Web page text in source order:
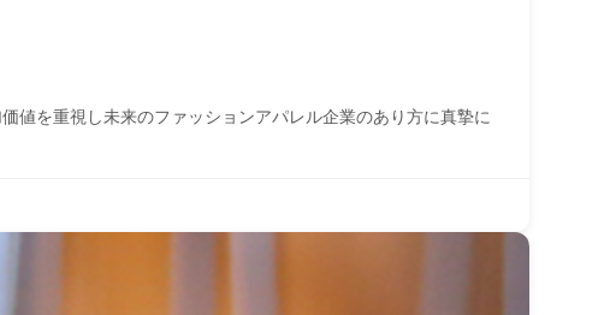
値を重視し未来のファッションアパレル企業のあり方に真摯に